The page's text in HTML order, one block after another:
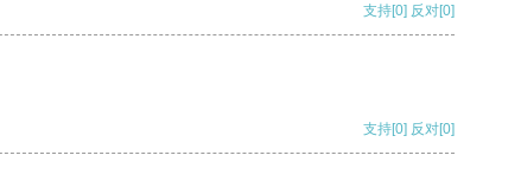
支持[0] 反对[0]
支持[0] 反对[0]